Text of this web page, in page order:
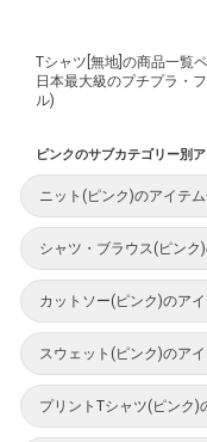
Tシャツ[無地]の商品一覧
日本最大級のプチプラ・
ル)
ピンクのサブカテゴリー別
ニット(ピンク)のアイテ
シャツ・ブラウス(ピンク
カットソー(ピンク)のア
スウェット(ピンク)のア
プリントTシャツ(ピンク)